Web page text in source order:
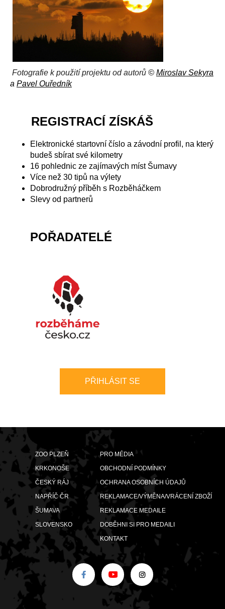
Fotografie k použití projektu od autorů © Miroslav Sekyra
a Pavel Ouředník
REGISTRACÍ ZÍSKÁŠ
Elektronické startovní číslo a závodní profil, na který
budeš sbírat své kilometry
16 pohlednic ze zajímavých míst Šumavy
Více než 30 tipů na výlety
Dobrodružný příběh s Rozběháčkem
Slevy od partnerů
POŘADATELÉ
PŘIHLÁSIT SE
ZOO PLZEŇ
KRKONOŠE
ČESKÝ RÁJ
NAPŘÍČ ČR
ŠUMAVA
SLOVENSKO
PRO MÉDIA
OBCHODNÍ PODMÍNKY
OCHRANA OSOBNÍCH ÚDAJŮ
REKLAMACE/VÝMĚNA/VRÁCENÍ ZBOŽÍ
REKLAMACE MEDAILE
DOBĚHNI SI PRO MEDAILI
KONTAKT